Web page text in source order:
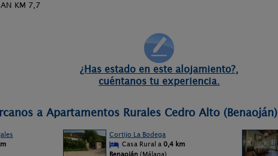
KM 7,7
¿Has estado en este alojamiento?,
cuéntanos tu experiencia.
a Apartamentos Rurales Cedro Alto (Benaoján)
Cortijo La Bodega
Casa Rural a 0,4 km
Benaoján (Málaga)